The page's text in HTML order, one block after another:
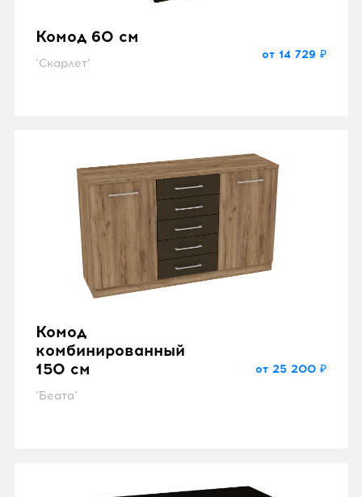
Комод 60 см
"Скарлет"
от 14 729 ₽
Комод
комбинированный
150 см
"Беата"
от 25 200 ₽